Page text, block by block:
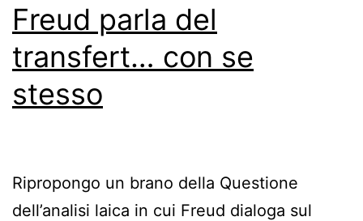
Freud parla del
transfert… con se
stesso
Ripropongo un brano della Questione
dell’analisi laica in cui Freud dialoga sul